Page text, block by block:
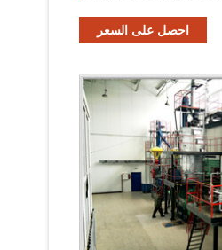
احصل على السعر